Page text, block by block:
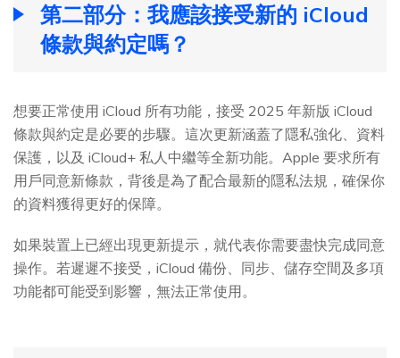
第二部分：我應該接受新的 iCloud
條款與約定嗎？
想要正常使用 iCloud 所有功能，接受 2025 年新版 iCloud
條款與約定是必要的步驟。這次更新涵蓋了隱私強化、資料
保護，以及 iCloud+ 私人中繼等全新功能。Apple 要求所有
用戶同意新條款，背後是為了配合最新的隱私法規，確保你
的資料獲得更好的保障。
如果裝置上已經出現更新提示，就代表你需要盡快完成同意
操作。若遲遲不接受，iCloud 備份、同步、儲存空間及多項
功能都可能受到影響，無法正常使用。